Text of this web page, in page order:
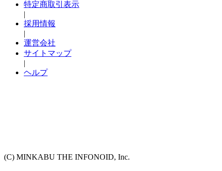
特定商取引表示
|
採用情報
|
運営会社
サイトマップ
|
ヘルプ
(C) MINKABU THE INFONOID, Inc.